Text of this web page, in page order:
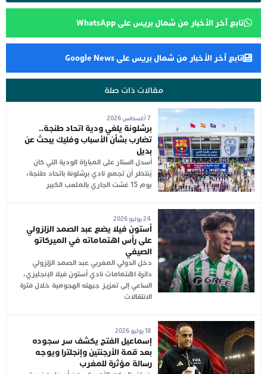
تابع آخر الأخبار من شمال بريس على WhatsApp
تابع آخر الأخبار من شمال بريس على Google News
مقالات ذات صلة
7 أغسطس 2026
برشلونة يلغي ودية اتحاد طنجة..
تضارب بشأن الأسباب وفليك يبحث عن
بديل
أُسدل الستار على المباراة الودية التي كان
يُنتظر أن تجمع نادي برشلونة باتحاد طنجة،
يوم 15 غشت الجاري بالملعب الكبير
24 يوليو 2026
أستون فيلا يضع عبد الصمد الزلزولي
على رأس اهتماماته في الميركاتو
الصيفي
دخل الدولي المغربي عبد الصمد الزلزولي
دائرة اهتمامات نادي أستون فيلا الإنجليزي،
الساعي إلى تعزيز جبهته الهجومية خلال فترة
الانتقالات
18 يوليو 2026
إسماعيل الفتح يكشف سر سجوده
بعد قمة الأرجنتين وإنجلترا ويوجه
رسالة مؤثرة للمغرب